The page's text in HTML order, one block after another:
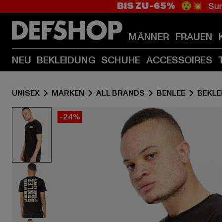
BIS ZU -65% 😲💥
MÄNNER FRAUEN
NEU BEKLEIDUNG SCHUHE ACCESSOIRES
UNISEX MARKEN ALL BRANDS BENLEE
-24%